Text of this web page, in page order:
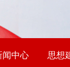
闻中心 思想